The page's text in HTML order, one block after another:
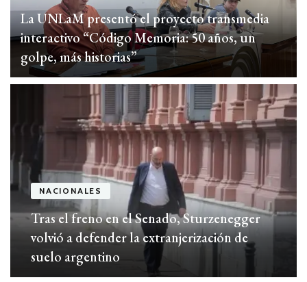
La UNLaM presentó el proyecto transmedia
interactivo “Código Memoria: 50 años, un
golpe, más historias”
NACIONALES
Tras el freno en el Senado, Sturzenegger
volvió a defender la extranjerización de
suelo argentino